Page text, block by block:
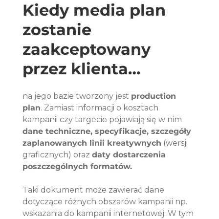
Kiedy media plan
zostanie
zaakceptowany
przez klienta…
na jego bazie tworzony jest production
plan. Zamiast informacji o kosztach
kampanii czy targecie pojawiają się w nim
dane techniczne, specyfikacje, szczegóły
zaplanowanych linii kreatywnych (wersji
graficznych) oraz daty dostarczenia
poszczególnych formatów.
Taki dokument może zawierać dane
dotyczące różnych obszarów kampanii np.
wskazania do kampanii internetowej. W tym